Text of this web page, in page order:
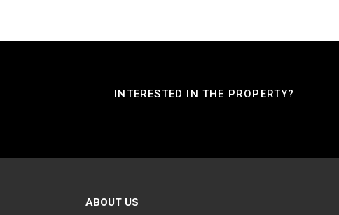
INTERESTED IN THE PROPERTY?
ABOUT US